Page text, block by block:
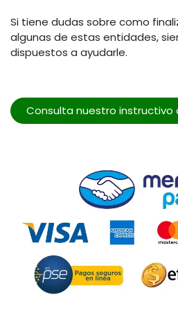
Si tiene dudas sobre como
algunas de estas entidades,
dispuestos a ayudarle.
Consulta nuestro instructivo